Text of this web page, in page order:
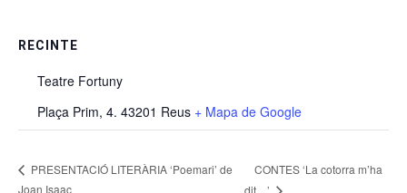
RECINTE
Teatre Fortuny
Plaça Prim, 4. 43201 Reus + Mapa de Google
PRESENTACIÓ LITERÀRIA ‘Poemari’ de
Joan Isaac
CONTES ‘La cotorra m’ha